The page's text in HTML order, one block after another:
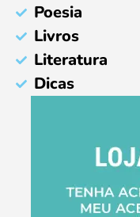
Poesia
Livros
Literatura
Dicas